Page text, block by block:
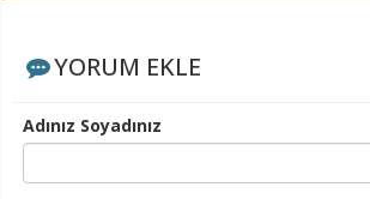
YORUM EKLE
Adınız Soyadınız